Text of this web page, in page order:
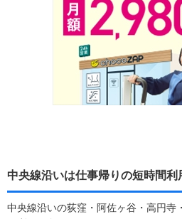
中央線沿いは仕事帰りの短時間利
中央線沿いの荻窪・阿佐ヶ谷・高円寺